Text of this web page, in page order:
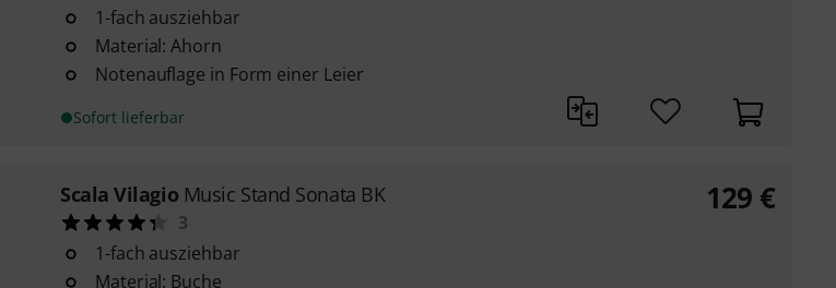
1-fach ausziehbar
Material: Ahorn
Notenauflage in Form einer Leier
Sofort lieferbar
Scala Vilagio Music Stand Sonata BK
3
1-fach ausziehbar
Material: Buche
129 €